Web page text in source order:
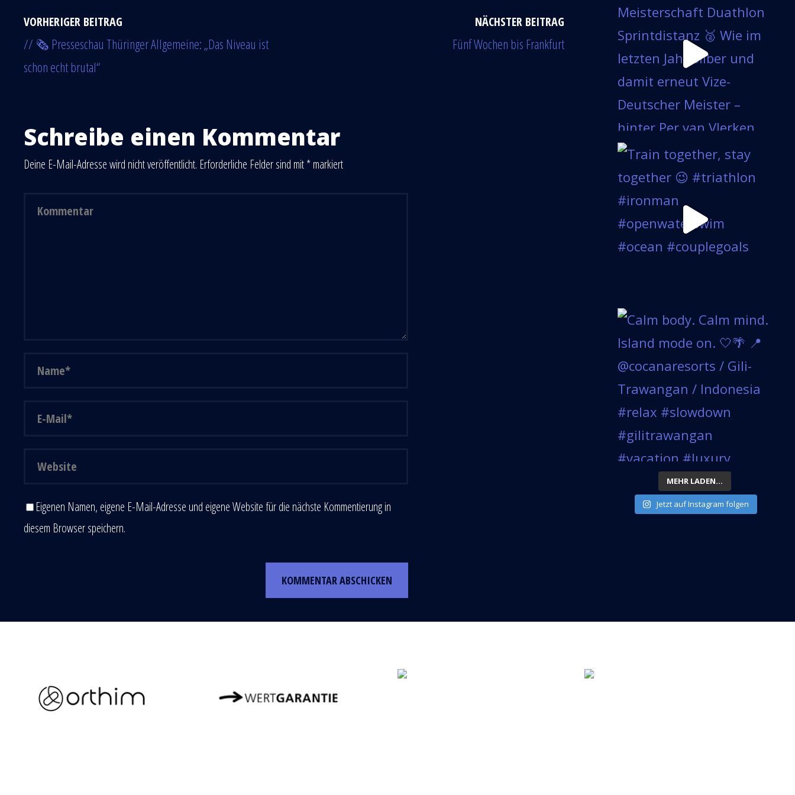
VORHERIGER BEITRAG
// 🗞 Presseschau Thüringer Allgemeine: „Das Niveau ist
schon echt brutal“
NÄCHSTER BEITRAG
Fünf Wochen bis Frankfurt
Schreibe einen Kommentar
Deine E-Mail-Adresse wird nicht veröffentlicht. Erforderliche Felder sind mit*markiert
Eigenen Namen, eigene E-Mail-Adresse und eigene Website für die nächste Kommentierung in
diesem Browser speichern.
MEHR LADEN...
Jetzt auf Instagram folgen